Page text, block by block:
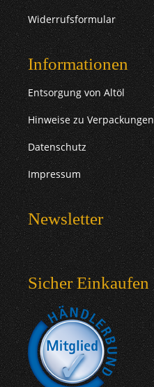
Widerrufsformular
Informationen
Entsorgung von Altöl
Hinweise zu Verpackungen
Datenschutz
Impressum
Newsletter
Sicher Einkaufen